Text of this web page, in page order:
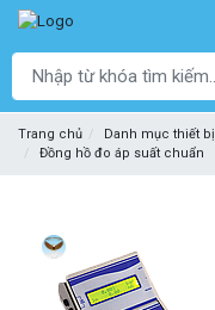
Trang chủ Danh mục thiết bị
Đồng hồ đo áp suất chuẩn